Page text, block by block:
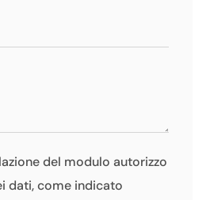
del modulo autorizzo
dati, come indicato